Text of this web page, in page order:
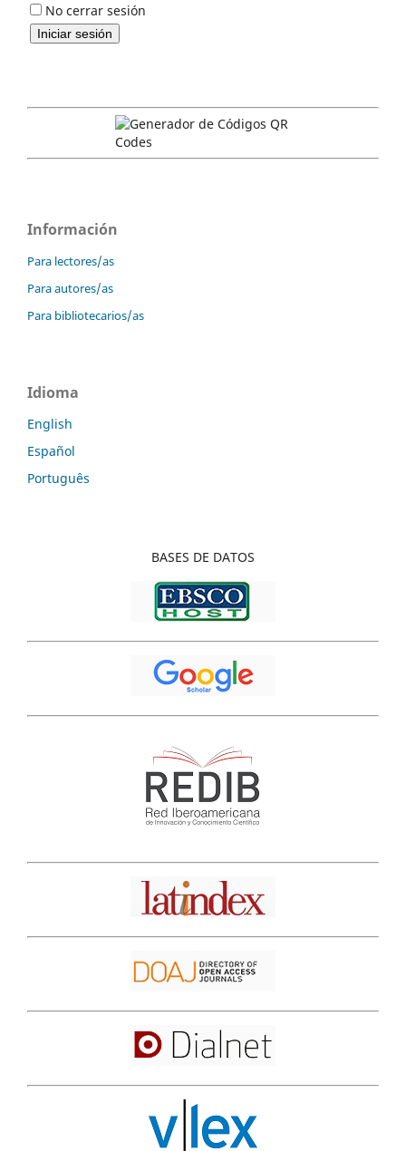
No cerrar sesión
Información
Para lectores/as
Para autores/as
Para bibliotecarios/as
Idioma
English
Español
Português
BASES DE DATOS